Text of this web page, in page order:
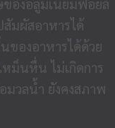
องอลูมิเนียมฟอยล์
มผัสอาหารได้
ของอาหารได้ด้วย
ม็นหื่น ไม่เกิดการ
มวลน้ำ ยังคงสภาพ